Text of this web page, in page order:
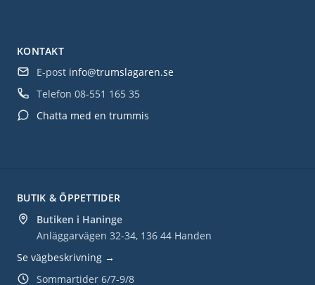
BUTIK & ÖPPETTIDER
Butiken i Haninge
Anläggarvägen 32-34, 136 44 Handen
Se vägbeskrivning →
Sommartider 6/7-9/8
KONTAKT
E-post info@trumslagaren.se
Telefon 08-551 165 35
Chatta med en trummis